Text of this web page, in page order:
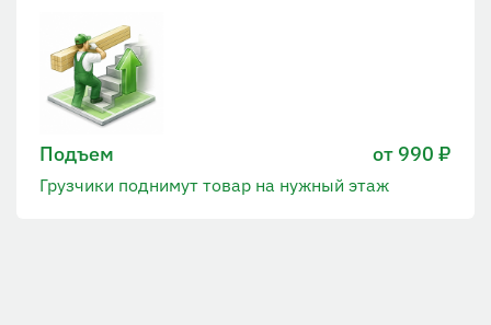
Подъем от 990 ₽
Грузчики поднимут товар на нужный этаж